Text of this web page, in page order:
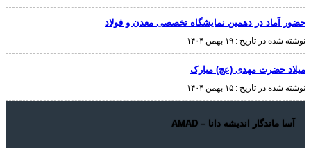
حضور آماد در دهمین نمایشگاه تخصصی معدن و فولاد
نوشته شده در تاریخ : ۱۹ بهمن ۱۴۰۴
میلاد حضرت مهدی (عج) مبارک
نوشته شده در تاریخ : ۱۵ بهمن ۱۴۰۴
آسا ماندگار اندیشه دانا – AMAD